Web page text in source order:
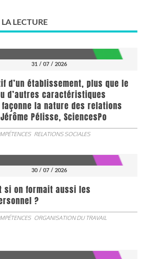
LECTURE
31 / 07 / 2026
d’un établissement, plus que le
d’autres caractéristiques
la nature des relations
Pélisse, SciencesPo
RELATIONS SOCIALES
30 / 07 / 2026
si on formait aussi les
?
ORGANISATION DU TRAVAIL